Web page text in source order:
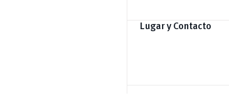
Lugar y Contacto